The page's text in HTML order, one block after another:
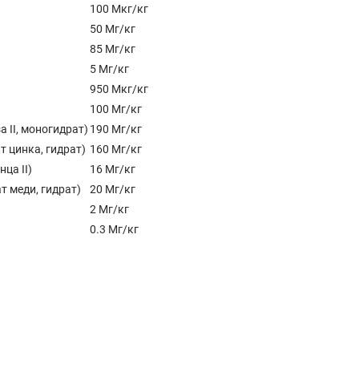
100 Мкг/кг
50 Мг/кг
85 Мг/кг
5 Мг/кг
950 Мкг/кг
100 Мг/кг
II, моногидрат) 190 Мг/кг
цинка, гидрат) 160 Мг/кг
II)
16 Мг/кг
меди, гидрат)
20 Мг/кг
2 Мг/кг
0.3 Мг/кг